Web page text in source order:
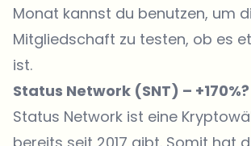
Monat kannst du benutzen, um
Mitgliedschaft zu testen, ob es
ist.
Status Network (SNT) – +170%?
Status Network ist eine